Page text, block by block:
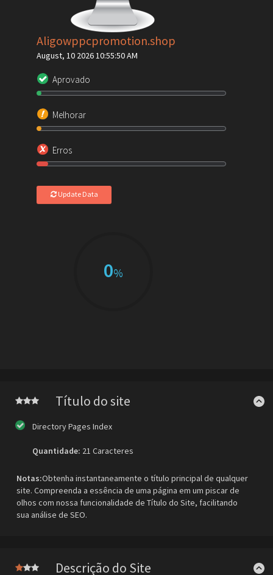
Aligowppcpromotion.shop
August, 10 2026 10:55:50 AM
Aprovado
Melhorar
Erros
Update Data
0%
Título do site
Directory Pages Index
Quantidade: 21 Caracteres
Notas:Obtenha instantaneamente o título principal de qualquer
site. Compreenda a essência de uma página em um piscar de
olhos com nossa funcionalidade de Título do Site, facilitando
sua análise de SEO.
Descrição do Site